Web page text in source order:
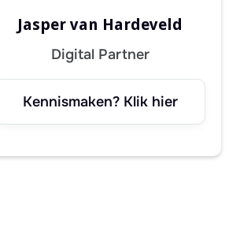
Jasper van Hardeveld
Digital Partner
Kennismaken? Klik hier